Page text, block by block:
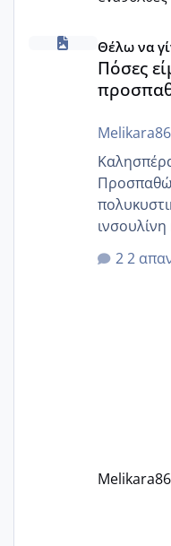
Πόσες είμαστε κοντά
Θέλω να
Πόσες
Melikara86
Προσπαθώ
κιλά
δεν χάνω εύκολα!
2
Melikara86